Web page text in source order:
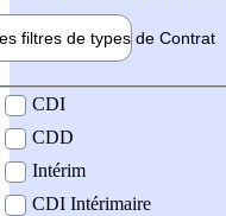
filtres de types de Contrat
contrat
CDI
CDD
Intérim
CDI Intérimaire